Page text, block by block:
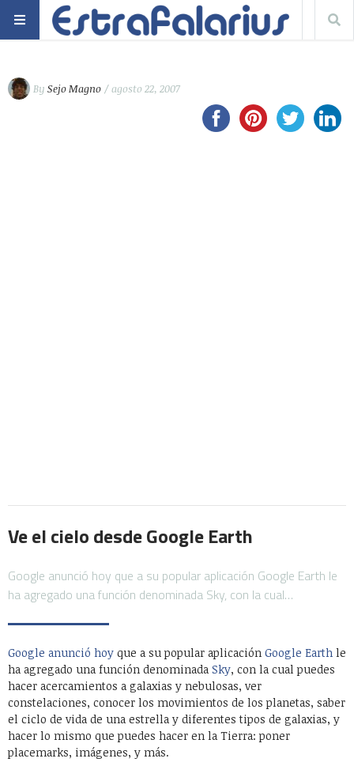
By Sejo Magno / agosto 22, 2007
Ve el cielo desde Google Earth
Google anunció hoy que a su popular aplicación Google Earth le
ha agregado una función denominada Sky, con la cual…
Google anunció hoy que a su popular aplicación Google Earth le
ha agregado una función denominada Sky, con la cual puedes
hacer acercamientos a galaxias y nebulosas, ver
constelaciones, conocer los movimientos de los planetas, saber
el ciclo de vida de una estrella y diferentes tipos de galaxias, y
hacer lo mismo que puedes hacer en la Tierra: poner
placemarks, imágenes, y más.